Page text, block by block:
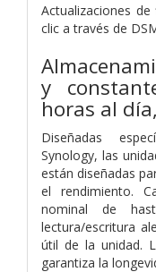
Actualizaciones
clic a través de
y
horas al
Diseñadas
Synology, las
están diseñadas
el rendimiento.
nominal de
lectura/escritura
útil de la unidad.
garantiza la